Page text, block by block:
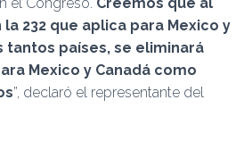
232 que aplica para Mexico y
tantos países, se eliminará
Mexico y Canadá como
”, declaró el representante del